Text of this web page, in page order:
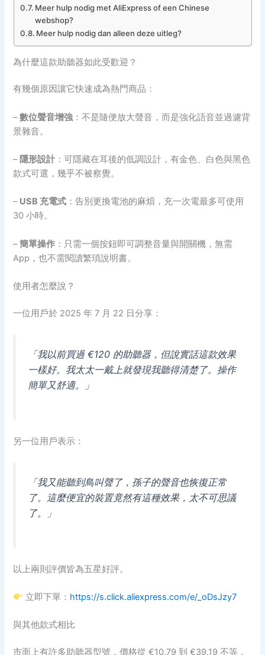
Meer hulp nodig met AliExpress of een Chinese
webshop?
Meer hulp nodig dan alleen deze uitleg?
為什麼這款助聽器如此受歡迎？
有幾個原因讓它快速成為熱門商品：
–數位聲音增強 ：不是隨便放大聲音，而是強化語音並過濾背
景雜音。
– 隱形設計 ：可隱藏在耳後的低調設計，有金色、白色與黑色
款式可選，幾乎不被察覺。
– USB 充電式 ：告別更換電池的麻煩，充一次電最多可使用
30 小時。
–簡單操作 ：只需一個按鈕即可調整音量與開關機，無需
App，也不需閱讀繁瑣說明書。
使用者怎麼說？
一位用戶於 2025 年 7 月 22 日分享：
「我以前買過 €120 的助聽器，但說實話這款效果
一樣好。我太太一戴上就發現我聽得清楚了。操作
簡單又舒適。」
另一位用戶表示：
「我又能聽到鳥叫聲了，孫子的聲音也恢復正常
了。這麼便宜的裝置竟然有這種效果，太不可思議
了。」
以上兩則評價皆為五星好評。
立即下單： https://s.click.aliexpress.com/e/_oDsJzy7
與其他款式相比
市面上有許多助聽器型號，價格從 €10.79 到 €39.19 不等，